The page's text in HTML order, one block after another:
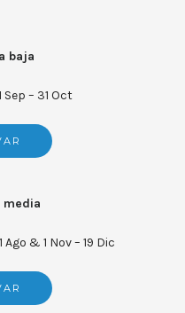
baja
Sep – 31 Oct
media
& 1 Nov – 19 Dic